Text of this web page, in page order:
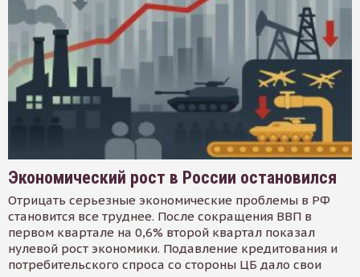
Экономический рост в России остановился
Отрицать серьезные экономические проблемы в РФ
становится все труднее. После сокращения ВВП в
первом квартале на 0,6% второй квартал показал
нулевой рост экономики. Подавление кредитования и
потребительского спроса со стороны ЦБ дало свои